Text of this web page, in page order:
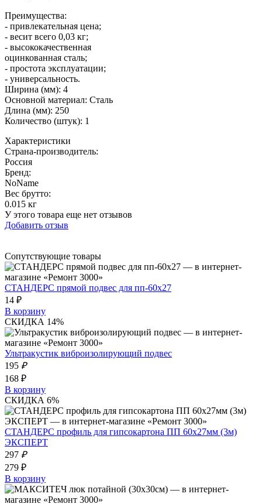
Преимущества:
- привлекательная цена;
- весит всего 0,03 кг;
- высококачественная
оцинкованная сталь;
- простота эксплуатации;
- универсальность.
Ширина (мм): 4
Основной материал: Сталь
Длина (мм): 250
Количество (штук): 1
Характеристики
Страна-производитель:
Россия
Бренд:
NoName
Вес брутто:
0.015 кг
У этого товара еще нет отзывов
Добавить отзыв
Сопутствующие товары
СТАНДЕРС прямой подвес для пп-60x27
14 ₽
В корзину
СКИДКА 14%
Ультракустик виброизолирующий подвес
195 ₽
168 ₽
В корзину
СКИДКА 6%
СТАНДЕРС профиль для гипсокартона ПП 60х27мм (3м)
ЭКСПЕРТ
297 ₽
279 ₽
В корзину